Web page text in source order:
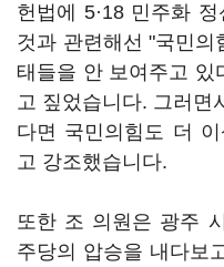
헌법에 5·18 민주화
것과 관련해선 "국민
태들을 안 보여주고 있
고 짚었습니다. 그러면
다면 국민의힘도 더
고 강조했습니다.
또한 조 의원은 광주
주당의 압승을 내다보